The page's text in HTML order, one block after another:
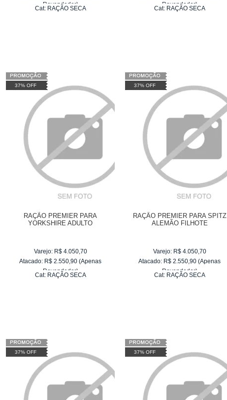
Revendedor)
R$ 255,09
Cat: RAÇÃO SECA
Revendedor)
R$ 255,09
Cat: RAÇÃO SECA
37% OFF
RAÇÃO PREMIER PARA
YORKSHIRE ADULTO
Varejo: R$ 4.050,70
Atacado: R$ 2.550,90 (Apenas
Revendedor)
R$ 255,09
Cat: RAÇÃO SECA
37% OFF
RAÇÃO PREMIER PARA SPITZ
ALEMÃO FILHOTE
Varejo: R$ 4.050,70
Atacado: R$ 2.550,90 (Apenas
Revendedor)
R$ 255,09
Cat: RAÇÃO SECA
37% OFF 37% OFF